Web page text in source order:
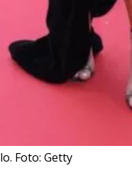
Foto: Getty